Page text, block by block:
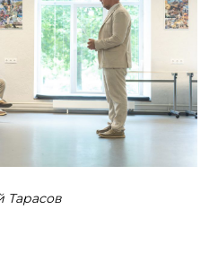
Тарасов